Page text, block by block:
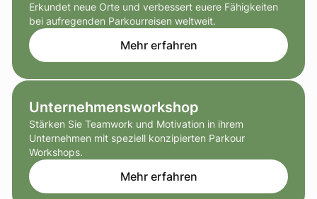
Erkundet neue Orte und verbessert euere Fähigkeiten
bei aufregenden Parkourreisen weltweit.
Mehr erfahren
Unternehmensworkshop
Stärken Sie Teamwork und Motivation in ihrem
Unternehmen mit speziell konzipierten Parkour
Workshops.
Mehr erfahren